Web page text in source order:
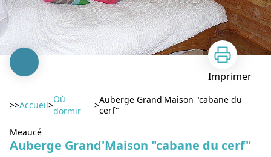
Imprimer
>>Accueil>
Où
dormir
>Auberge Grand'Maison "cabane du
cerf"
Meaucé
Auberge Grand'Maison "cabane du cerf"